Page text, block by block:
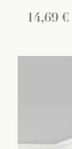
14,69 €